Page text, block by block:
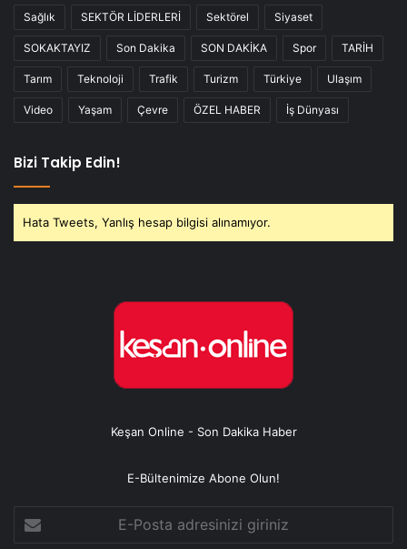
Sağlık SEKTÖR LİDERLERİ Sektörel Siyaset
SOKAKTAYIZ Son Dakika SON DAKİKA Spor TARİH
Tarım Teknoloji Trafik Turizm Türkiye Ulaşım
Video Yaşam Çevre ÖZEL HABER İş Dünyası
Bizi Takip Edin!
Hata Tweets, Yanlış hesap bilgisi alınamıyor.
Keşan Online - Son Dakika Haber
E-Bültenimize Abone Olun!
Posta